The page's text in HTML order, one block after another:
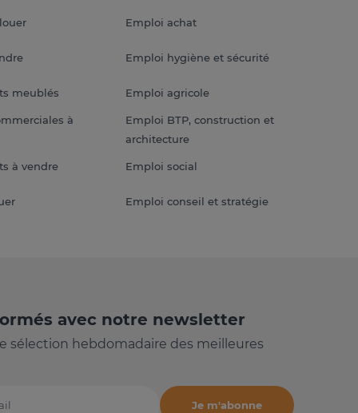
meublés
à
à vendre
Emploi achat
Emploi hygiène et sécurité
Emploi agricole
Emploi BTP, construction et
architecture
Emploi social
Emploi conseil et stratégie
avec notre newsletter
sélection hebdomadaire des meilleures
Je m'abonne